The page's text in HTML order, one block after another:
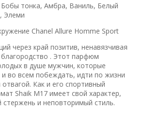
Бобы тонка, Амбра, Ваниль, Белый
Элеми
Chanel Allure Homme Sport
через край позитив, ненавязчивая
благородство . Этот парфюм
в душе мужчин, которые
и во всем побеждать, идти по жизни
Как и его спортивный
Shaik M17 имеет свой характер,
стержень и неповторимый стиль.